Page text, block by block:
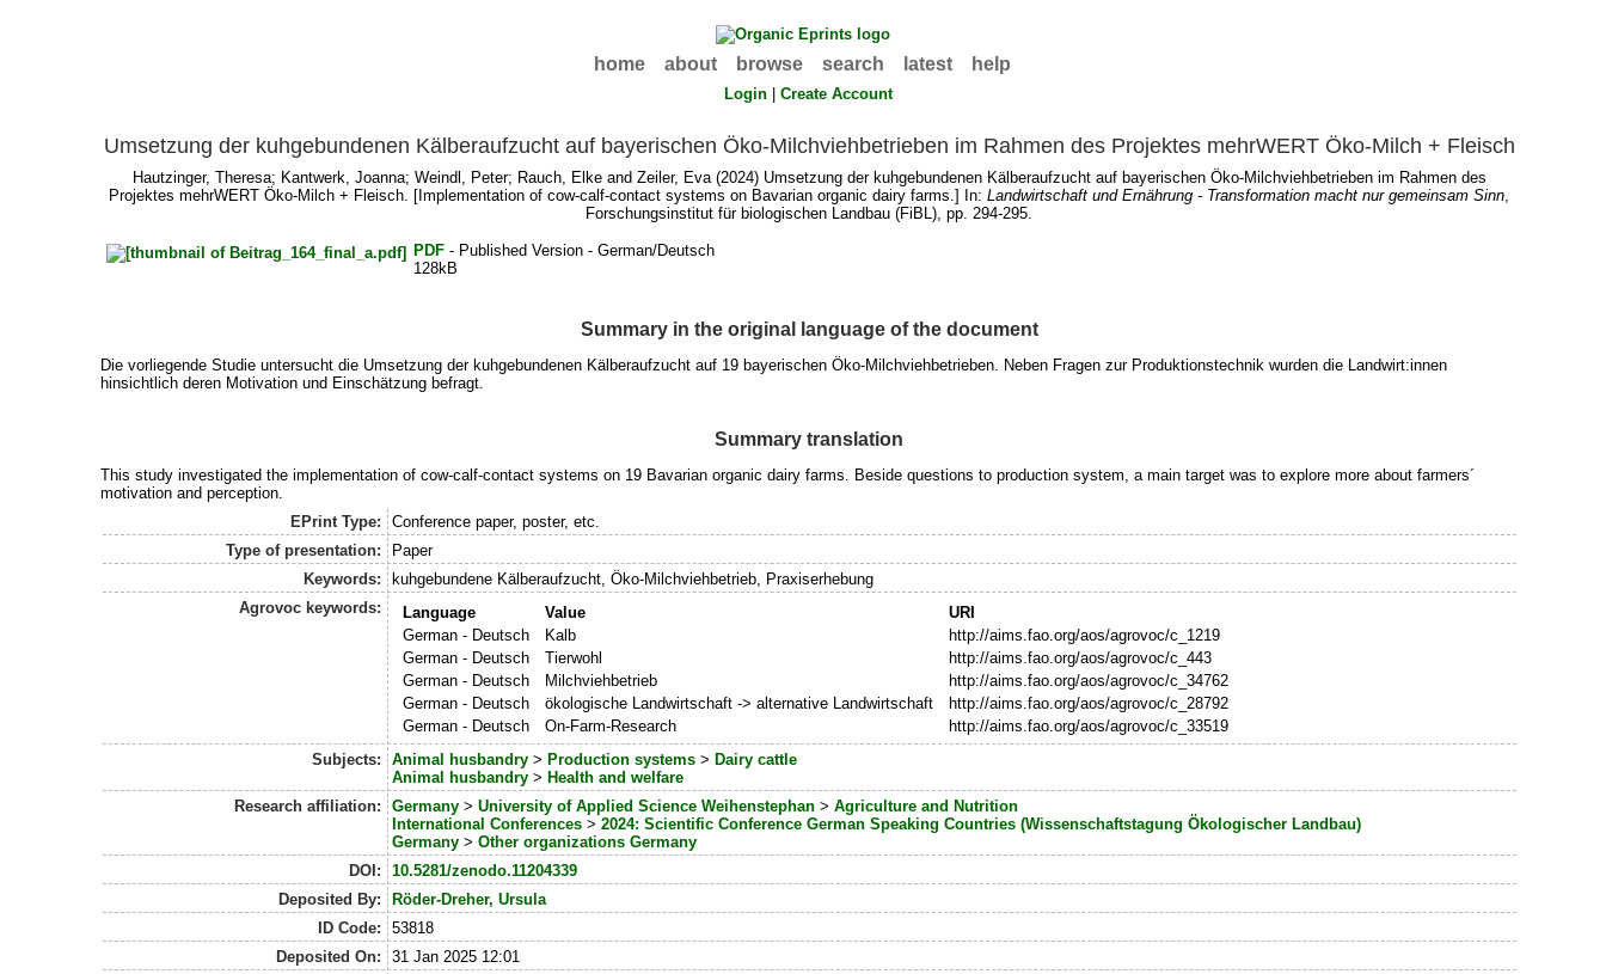
home about browse search latest help
Login |Create Account
Umsetzung der kuhgebundenen Kälberaufzucht auf bayerischen Öko-Milchviehbetrieben im Rahmen des Projektes mehrWERT Öko-Milch + Fleisch
Hautzinger, Theresa; Kantwerk, Joanna; Weindl, Peter; Rauch, Elkeand Zeiler, Eva(2024) Umsetzung der kuhgebundenen Kälberaufzucht auf bayerischen Öko-Milchviehbetrieben im Rahmen des
Projektes mehrWERT Öko-Milch + Fleisch. [Implementation of cow-calf-contact systems on Bavarian organic dairy farms.] In:Landwirtschaft und Ernährung - Transformation macht nur gemeinsam Sinn,
Forschungsinstitut für biologischen Landbau (FiBL), pp. 294-295.
PDF- Published Version - German/Deutsch
128kB
Summary in the original language of the document
Die vorliegende Studie untersucht die Umsetzung der kuhgebundenen Kälberaufzucht auf 19 bayerischen Öko-Milchviehbetrieben. Neben Fragen zur Produktionstechnik wurden die Landwirt:innen
hinsichtlich deren Motivation und Einschätzung befragt.
Summary translation
This study investigated the implementation of cow-calf-contact systems on 19 Bavarian organic dairy farms. Beside questions to production system, a main target was to explore more about farmers´
motivation and perception.
EPrint Type:
Conference paper, poster, etc.
Type of presentation:
Paper
Keywords:
kuhgebundene Kälberaufzucht, Öko-Milchviehbetrieb, Praxiserhebung
Agrovoc keywords:
Language Value
URI
German - Deutsch
Kalb
http://aims.fao.org/aos/agrovoc/c_1219
German - Deutsch
Tierwohl
http://aims.fao.org/aos/agrovoc/c_443
German - Deutsch
Milchviehbetrieb
http://aims.fao.org/aos/agrovoc/c_34762
German - Deutsch
ökologische Landwirtschaft -> alternative Landwirtschaft
http://aims.fao.org/aos/agrovoc/c_28792
German - Deutsch
On-Farm-Research
http://aims.fao.org/aos/agrovoc/c_33519
Subjects:
Animal husbandry >Production systems >Dairy cattle
Animal husbandry >Health and welfare
Research affiliation:
Germany >University of Applied Science Weihenstephan >Agriculture and Nutrition
International Conferences >2024: Scientific Conference German Speaking Countries (Wissenschaftstagung Ökologischer Landbau)
Germany >Other organizations Germany
DOI:
10.5281/zenodo.11204339
Deposited By:
Röder-Dreher, Ursula
ID Code:
53818
Deposited On:
31 Jan 2025 12:01